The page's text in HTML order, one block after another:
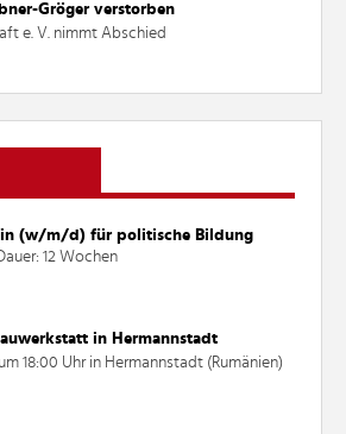
Gröger verstorben
e. V. nimmt Abschied
(w/m/d) für politische Bildung
12 Wochen
in Hermannstadt
18:00 Uhr in Hermannstadt (Rumänien)